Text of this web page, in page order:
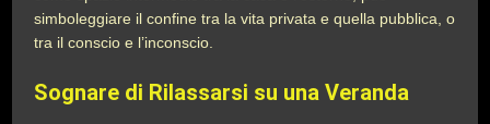
simboleggiare il confine tra la vita privata e quella pubblica, o
tra il conscio e l’inconscio.
Sognare di Rilassarsi su una Veranda